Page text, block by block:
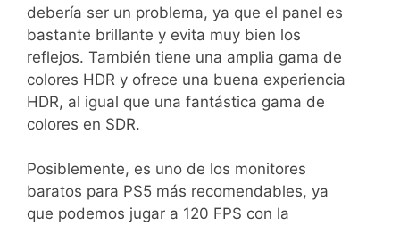
debería ser un problema, ya que el panel es
bastante brillante y evita muy bien los
reflejos. También tiene una amplia gama de
colores HDR y ofrece una buena experiencia
HDR, al igual que una fantástica gama de
colores en SDR.
Posiblemente, es uno de los monitores
baratos para PS5 más recomendables, ya
que podemos jugar a 120 FPS con la